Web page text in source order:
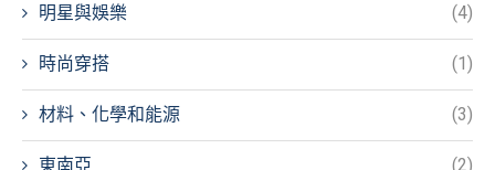
明星與娛樂 (4)
時尚穿搭 (1)
材料、化學和能源 (3)
東南亞 (2)